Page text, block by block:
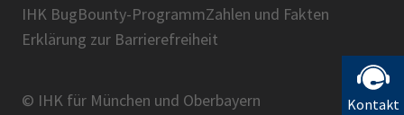
Kontakt
IHK BugBounty-ProgrammZahlen und Fakten
Erklärung zur Barrierefreiheit
© IHK für München und Oberbayern